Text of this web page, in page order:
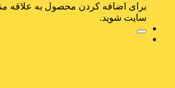
برای اضافه کردن محصول به علاقه
سایت شوید.